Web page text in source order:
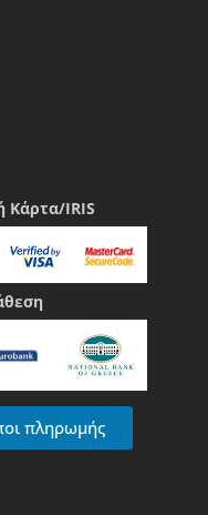
Κάρτα/IRIS
πληρωμής